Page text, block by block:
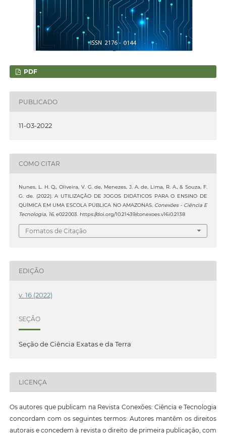
PDF
PUBLICADO
11-03-2022
COMO CITAR
Nunes, L. H. Q., Oliveira, V. G. de, Menezes, J. A. de, Lima, R. A., & Souza, F.
G. de. (2022). A UTILIZAÇÃO DE JOGOS DIDÁTICOS PARA O ENSINO DE
QUÍMICA EM UMA ESCOLA PÚBLICA NO AMAZONAS. Conexões - Ciência E
Tecnologia, 16, e022003. https://doi.org/10.21439/conexoes.v16i0.2138
Fomatos de Citação
EDIÇÃO
v. 16 (2022)
SEÇÃO
Seção de Ciência Exatas e da Terra
LICENÇA
Os autores que publicam na Revista Conexões: Ciência e Tecnologia
concordam com os seguintes termos: Autores mantêm os direitos
autorais e concedem à revista o direito de primeira publicação, com